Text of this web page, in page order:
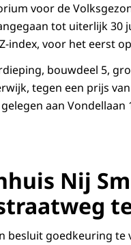
voor de
tot uiterlijk 30
index, voor het eerst
bouwdeel 5,
tegen een prijs
aan Vondellaan
Nij
besluit goedkeuring te